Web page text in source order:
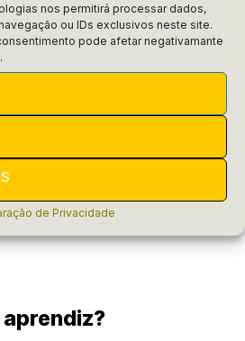
nos permitirá processar dados,
ou IDs exclusivos neste site.
pode afetar negativamante
de Privacidade
aprendiz?